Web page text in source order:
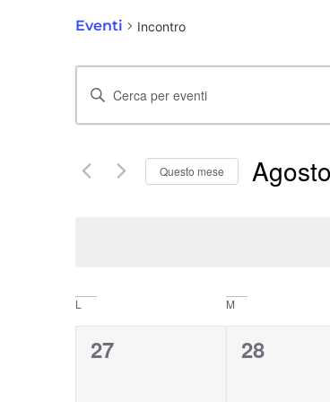
Eventi Incontro
Eventi
Ricerca
e
Navigazione
Inserisci
Parola
Chiave.
Questo mese
Calendario
di
L M
0
27
0
28